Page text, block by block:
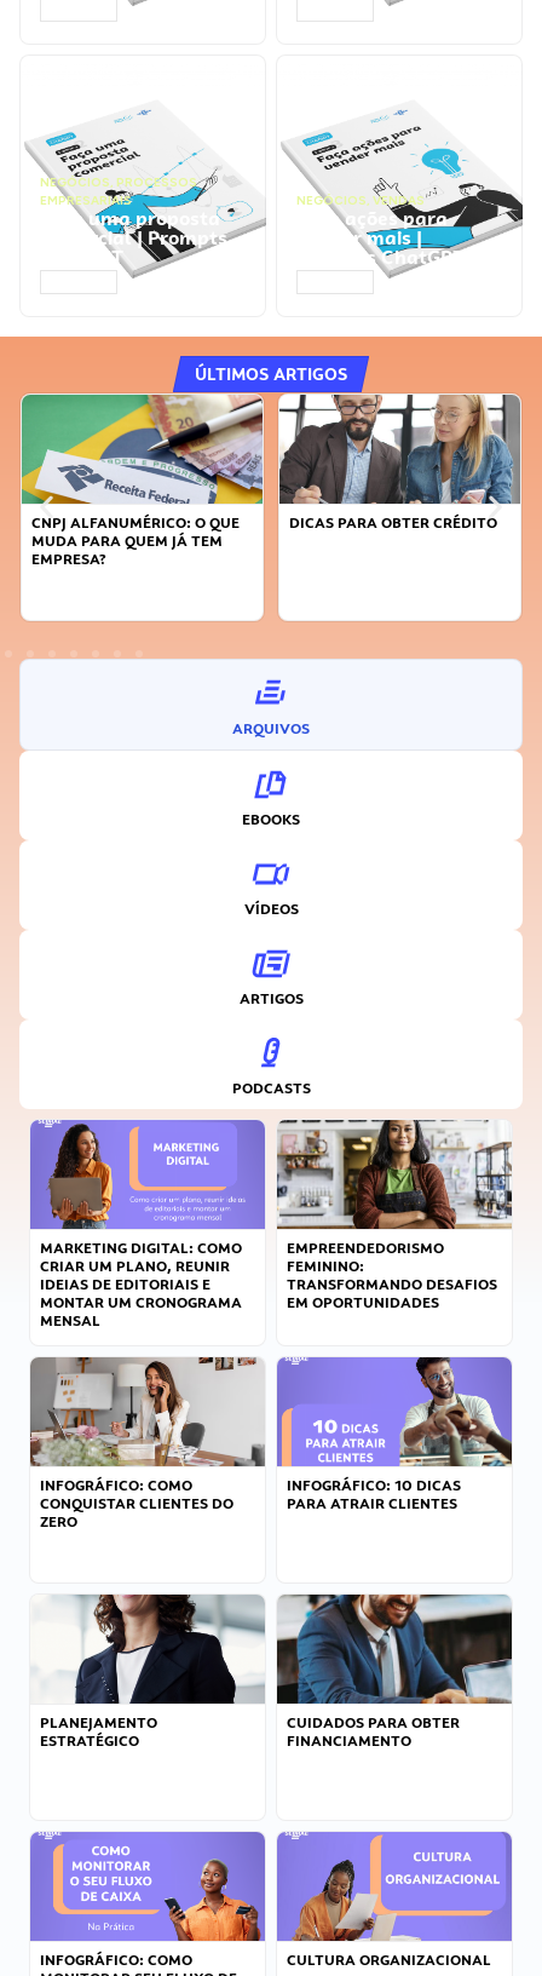
NEGÓCIOS, PROCESSOS
EMPRESARIAIS
Faça uma proposta
comercial | Prompts
ChatGPT
NEGÓCIOS, VENDAS
Faça ações para
vender mais |
Prompts ChatGPT
ÚLTIMOS ARTIGOS
DICAS PARA OBTER CRÉDITO
FAÇA A DIFERENÇA: SEJA
ARQUIVOS
EBOOKS
VÍDEOS
ARTIGOS
PODCASTS
MARKETING DIGITAL: COMO
CRIAR UM PLANO, REUNIR
IDEIAS DE EDITORIAIS E
MONTAR UM CRONOGRAMA
MENSAL
EMPREENDEDORISMO
FEMININO:
TRANSFORMANDO DESAFIOS
EM OPORTUNIDADES
INFOGRÁFICO: COMO
CONQUISTAR CLIENTES DO
ZERO
INFOGRÁFICO: 10 DICAS
PARA ATRAIR CLIENTES
PLANEJAMENTO
ESTRATÉGICO
CUIDADOS PARA OBTER
FINANCIAMENTO
INFOGRÁFICO: COMO
CULTURA ORGANIZACIONAL